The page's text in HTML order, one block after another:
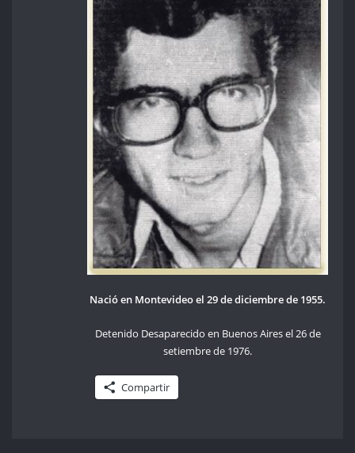
Nació en Montevideo el 29 de diciembre de 1955.
Detenido Desaparecido en Buenos Aires el 26 de
setiembre de 1976.
Compartir